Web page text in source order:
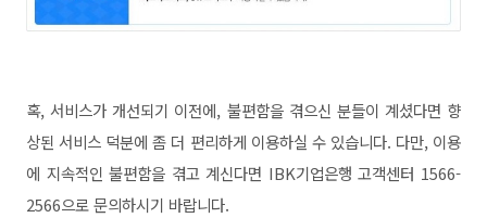
혹, 서비스가 개선되기 이전에, 불편함을 겪으신 분들이 계셨다면 향
상된 서비스 덕분에 좀 더 편리하게 이용하실 수 있습니다. 다만, 이용
에 지속적인 불편함을 겪고 계신다면 IBK기업은행 고객센터 1566-
2566으로 문의하시기 바랍니다.